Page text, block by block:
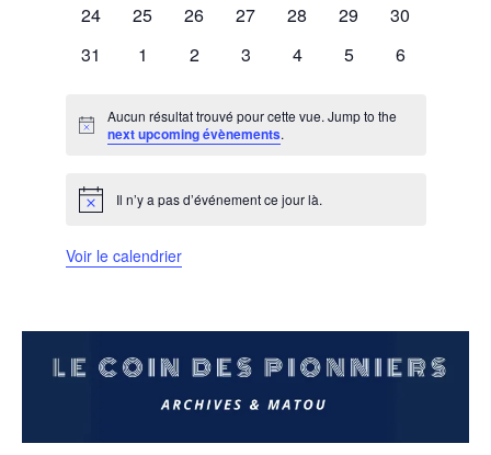
0
24
0
25
0
26
0
27
0
28
0
29
0
30
0
31
0
1
0
2
0
3
0
4
0
5
0
6
Notice
Aucun résultat trouvé pour cette vue. Jump to the
next upcoming évènements.
Notice Il n’y a pas d’événement ce jour là.
Voir le calendrier